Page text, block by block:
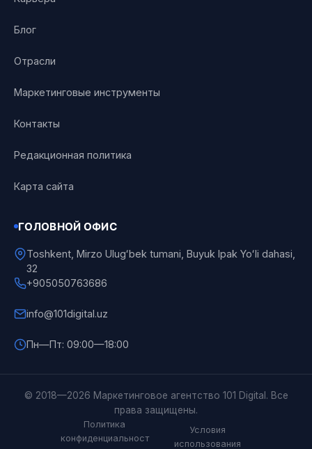
Блог
Отрасли
Маркетинговые инструменты
Контакты
Редакционная политика
Карта сайта
ГОЛОВНОЙ ОФИС
Toshkent, Mirzo Ulugʻbek tumani, Buyuk Ipak Yoʻli dahasi,
32
+905050763686
info@101digital.uz
Пн—Пт: 09:00—18:00
© 2018—2026 Маркетинговое агентство 101 Digital. Все
права защищены.
Политика
конфиденциальност
Условия
использования
101 Digital